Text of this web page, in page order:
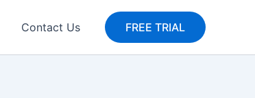
Contact Us FREE TRIAL